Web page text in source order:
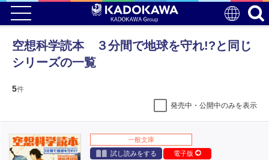
空想科学読本 ３分間で地球を守れ!?と同じ
シリーズの一覧
5件
発売中・公開中のみを表示
一般文庫
試し読みをする
電子版